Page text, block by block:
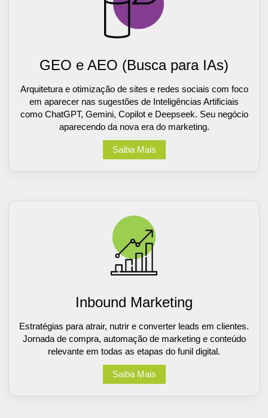
GEO e AEO (Busca para IAs)
Arquitetura e otimização de sites e redes sociais com foco
em aparecer nas sugestões de Inteligências Artificiais
como ChatGPT, Gemini, Copilot e Deepseek. Seu negócio
aparecendo da nova era do marketing.
Saiba Mais
Inbound Marketing
Estratégias para atrair, nutrir e converter leads em clientes.
Jornada de compra, automação de marketing e conteúdo
relevante em todas as etapas do funil digital.
Saiba Mais